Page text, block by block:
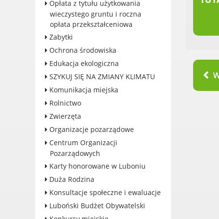
Konkursy miejskie
Fundusze UE i krajowe
GKRPA/Centrum Wsparcia i
Pomocy Rodzinie
BEZPIECZEŃSTWO
Zdrowie
Porady prawne
Wydarzenia
WYBORY
Likwidacja barier - seniorzy i
osoby z
niepełnosprawnościami
KONTAKT
Opłata z tytułu użytkowania
wieczystego gruntu i roczna
opłata przekształceniowa
Zabytki
Ochrona środowiska
Edukacja ekologiczna
SZYKUJ SIĘ NA ZMIANY KLIMATU
Komunikacja miejska
Rolnictwo
Zwierzęta
Organizacje pozarządowe
Centrum Organizacji
Pozarządowych
Karty honorowane w Luboniu
Duża Rodzina
Konsultacje społeczne i ewaluacje
Luboński Budżet Obywatelski